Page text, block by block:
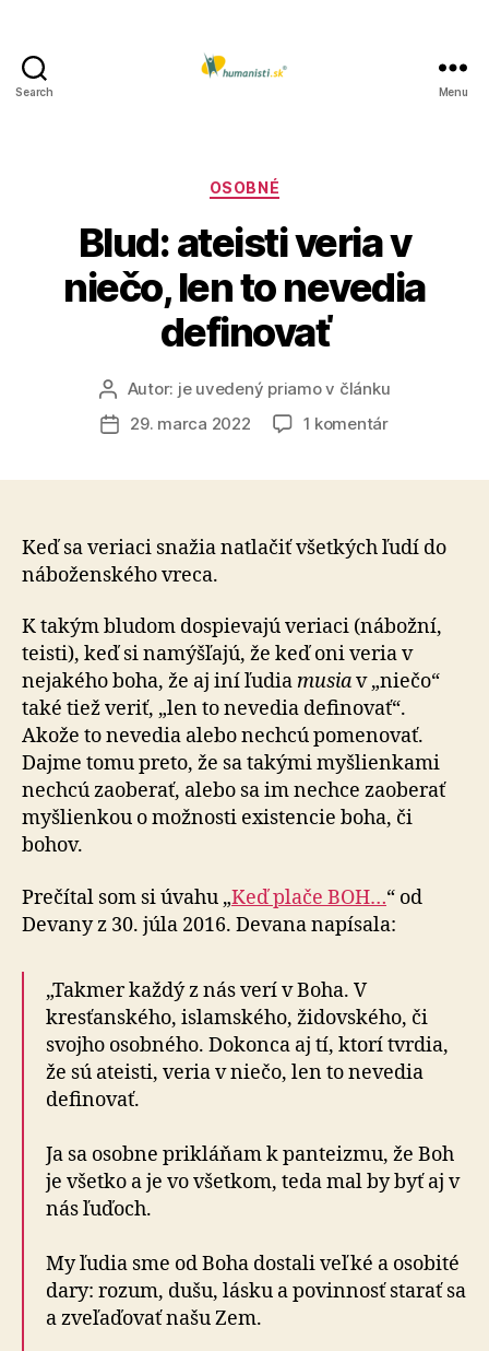
Search Menu
Kategórie
OSOBNÉ
Blud: ateisti veria v
niečo, len to nevedia
definovať
Autor
článku
Autor: je uvedený priamo v článku
Dátum
29. marca 2022 1 komentárna
niečo,
nevedia
definovať
Keď sa veriaci snažia natlačiť všetkých ľudí do
náboženského vreca.
K takým bludom dospievajú veriaci (nábožní,
teisti), keď si namýšľajú, že keď oni veria v
nejakého boha, že aj iní ľudiamusiav „niečo“
také tiež veriť, „len to nevedia definovať“.
Akože to nevedia alebo nechcú pomenovať.
Dajme tomu preto, že sa takými myšlienkami
nechcú zaoberať, alebo sa im nechce zaoberať
myšlienkou o možnosti existencie boha, či
bohov.
Prečítal som si úvahu „Keď plače BOH…“ od
Devany z 30. júla 2016. Devana napísala:
„Takmer každý z nás verí v Boha. V
kresťanského, islamského, židovského, či
svojho osobného. Dokonca aj tí, ktorí tvrdia,
že sú ateisti, veria v niečo, len to nevedia
definovať.
Ja sa osobne prikláňam k panteizmu, že Boh
je všetko a je vo všetkom, teda mal by byť aj v
nás ľuďoch.
My ľudia sme od Boha dostali veľké a osobité
dary: rozum, dušu, lásku a povinnosť starať sa
a zveľaďovať našu Zem.